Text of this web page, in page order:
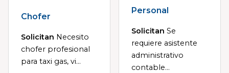
Chofer
Solicitan Necesito
chofer profesional
para taxi gas, vi...
Personal
Solicitan Se
requiere asistente
administrativo
contable...